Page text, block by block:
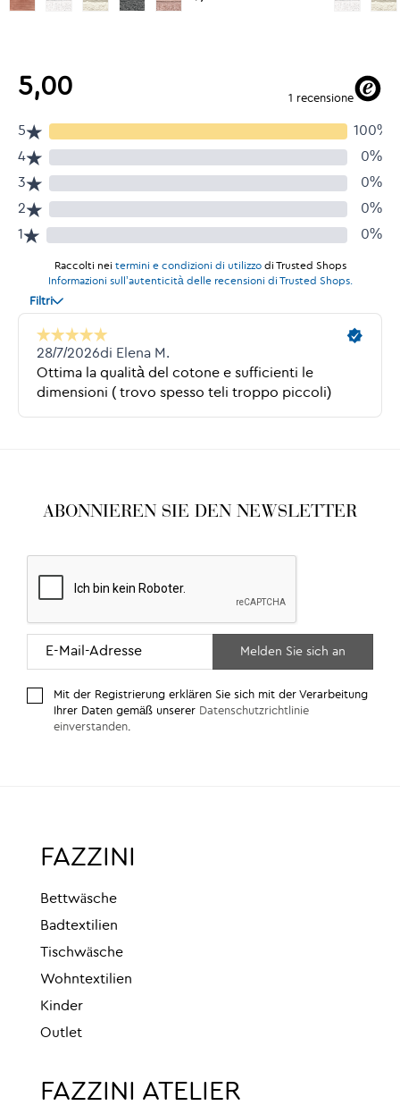
ABONNIEREN SIE DEN NEWSLETTER
Mit der Registrierung erklären Sie sich mit der Verarbeitung
Ihrer Daten gemäß unserer Datenschutzrichtlinie
einverstanden.
FAZZINI
Bettwäsche
Badtextilien
Tischwäsche
Wohntextilien
Kinder
Outlet
FAZZINI ATELIER